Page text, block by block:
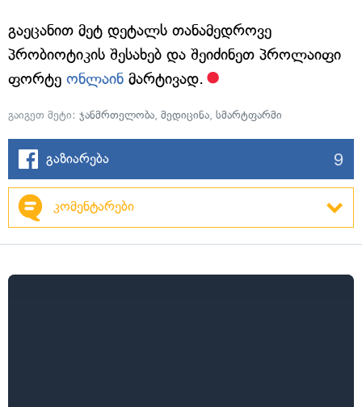
გაეცანით მეტ დეტალს თანამედროვე
პრობიოტიკის შესახებ და შეიძინეთ პროლაიფი
ფორტე ონლაინ მარტივად.
გაიგეთ მეტი: ჯანმრთელობა, მედიცინა, სმარტფარმი
გაზიარება 9
კომენტარები